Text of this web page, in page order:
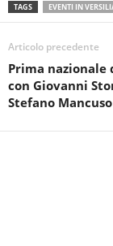
TAGS EVENTI IN
Articolo precedente
Prima nazionale
con Giovanni
Stefano Mancuso